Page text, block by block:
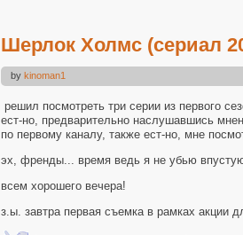
Шерлок Холмс (сериал
by kinoman1
решил посмотреть три серии из первого
ест-но, предварительно наслушавшись
по первому каналу, также ест-но, мне
эх, френды... время ведь я не убью
всем хорошего вечера!
з.ы. завтра первая съемка в рамках акции